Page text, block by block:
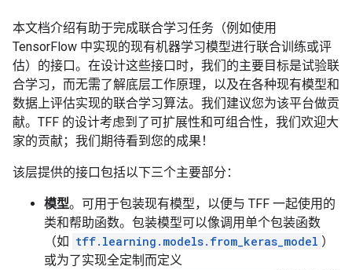
本文档介绍有助于完成联合学习任务（例如使用
TensorFlow 中实现的现有机器学习模型进行联合训练或评
估）的接口。在设计这些接口时，我们的主要目标是试验联
合学习，而无需了解底层工作原理，以及在各种现有模型和
数据上评估实现的联合学习算法。我们建议您为该平台做贡
献。TFF 的设计考虑到了可扩展性和可组合性，我们欢迎大
家的贡献；我们期待看到您的成果！
该层提供的接口包括以下三个主要部分：
模型。可用于包装现有模型，以便与 TFF 一起使用的
类和帮助函数。包装模型可以像调用单个包装函数
（如 tff.learning.models.from_keras_model ）
或为了实现全定制而定义